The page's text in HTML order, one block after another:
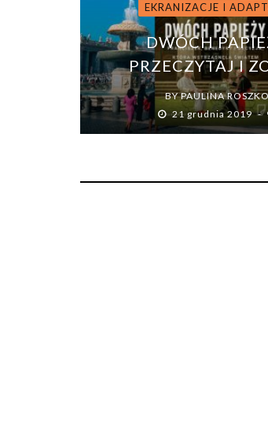
EKRANIZACJE I
DWÓCH
PRZECZYTAJ I
BYPAULINA
21 grudnia 2019